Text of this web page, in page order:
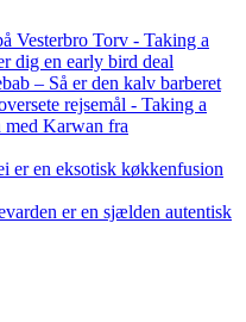
Vesterbro Torv - Taking a
dig en early bird deal
– Så er den kalv barberet
rejsemål - Taking a
Karwan fra
er en eksotisk køkkenfusion
er en sjælden autentisk